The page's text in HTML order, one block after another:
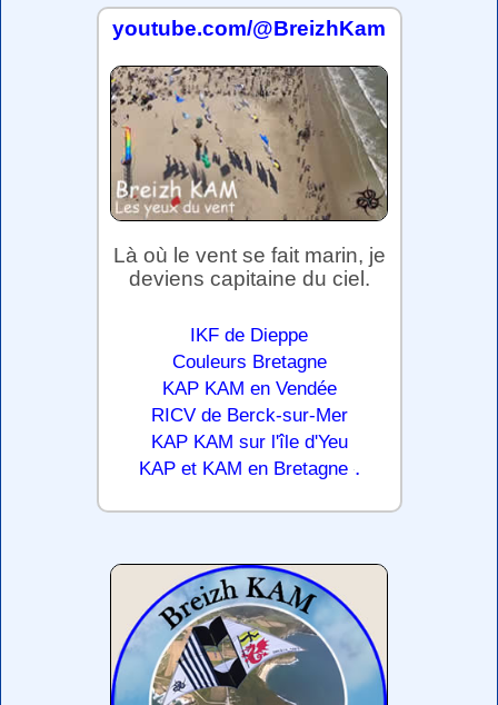
youtube.com/@BreizhKam
Là où le vent se fait marin, je
deviens capitaine du ciel.
IKF de Dieppe
Couleurs Bretagne
KAP KAM en Vendée
RICV de Berck-sur-Mer
KAP KAM sur l'île d'Yeu
KAP et KAM en Bretagne .